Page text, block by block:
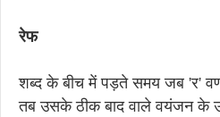
रेफ
शब्द के बीच में पड़ते समय जब 'र'
तब उसके ठीक बाद वाले वयंजन के